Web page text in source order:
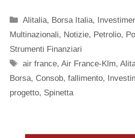
Categorie
Alitalia, Borsa Italia,
Multinazionali, Notizie, Petrolio,
Strumenti Finanziari
Tag
air france,Air France-Klm,
Borsa, Consob, fallimento,
progetto, Spinetta